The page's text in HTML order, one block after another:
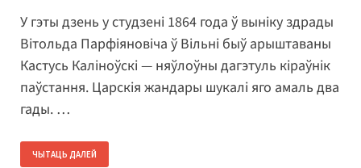
У гэты дзень у студзені 1864 года ў выніку здрады
Вітольда Парфіяновіча ў Вільні быў арыштаваны
Кастусь Каліноўскі — няўлоўны дагэтуль кіраўнік
паўстання. Царскія жандары шукалі яго амаль два
гады. …
ЧЫТАЦЬ ДАЛЕЙ